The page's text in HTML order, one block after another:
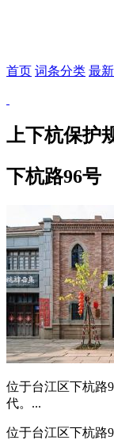
首页 词条分类 最
上下杭保护
下杭路96号
位于台江区下杭路
代。...
位于台江区下杭路